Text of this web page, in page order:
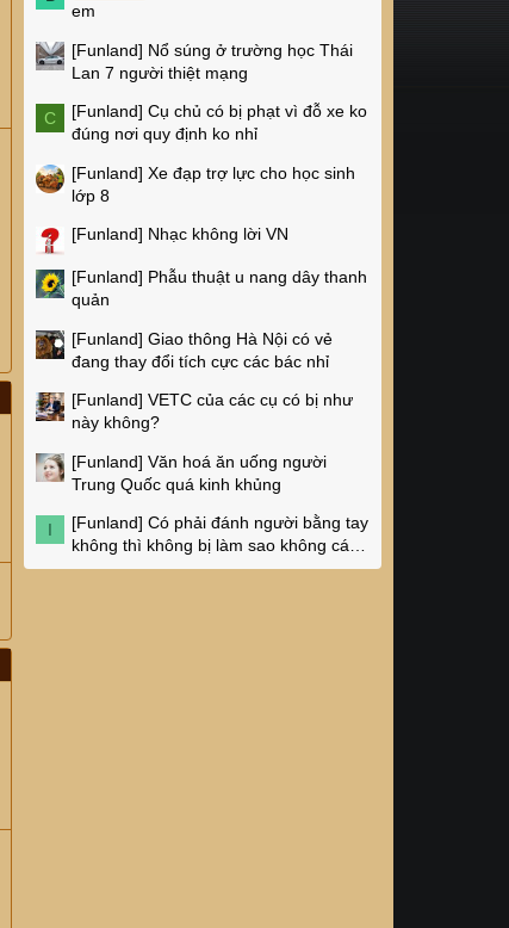
em
[Funland] Nổ súng ở trường học Thái
Lan 7 người thiệt mạng
C [Funland] Cụ chủ có bị phạt vì đỗ xe ko
đúng nơi quy định ko nhỉ
[Funland] Xe đạp trợ lực cho học sinh
lớp 8
[Funland] Nhạc không lời VN
[Funland] Phẫu thuật u nang dây thanh
quản
[Funland] Giao thông Hà Nội có vẻ
đang thay đổi tích cực các bác nhỉ
[Funland] VETC của các cụ có bị như
này không?
[Funland] Văn hoá ăn uống người
Trung Quốc quá kinh khủng
I [Funland] Có phải đánh người bằng tay
không thì không bị làm sao không các
cụ?